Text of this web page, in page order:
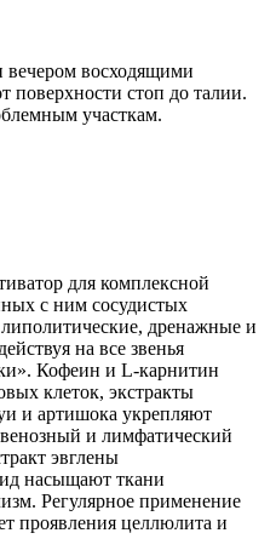
вечером восходящими
стоп до талии.
участкам.
для комплексной
с ним сосудистых
дренажные и
на все звенья
Кофеин и L-карнитин
клеток, экстракты
и артишока укрепляют
и лимфатический
эвглены
насыщают ткани
Регулярное применение
проявления целлюлита и